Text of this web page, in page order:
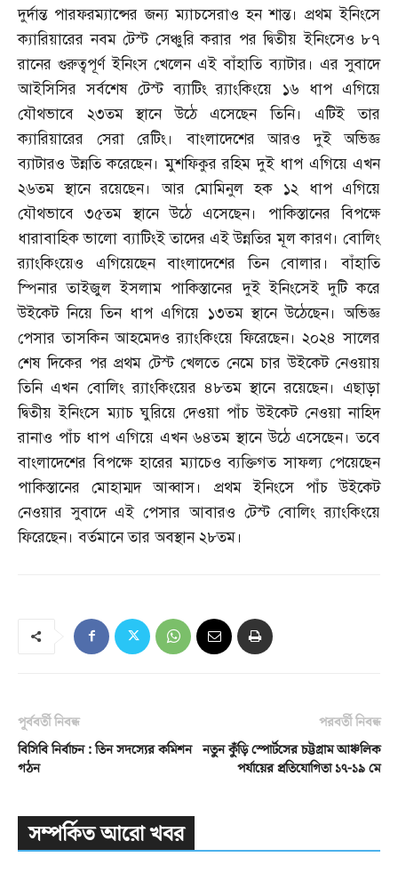
দুর্দান্ত পারফরম্যান্সের জন্য ম্যাচসেরাও হন শান্ত। প্রথম ইনিংসে
ক্যারিয়ারের নবম টেস্ট সেঞ্চুরি করার পর দ্বিতীয় ইনিংসেও ৮৭
রানের গুরুত্বপূর্ণ ইনিংস খেলেন এই বাঁহাতি ব্যাটার। এর সুবাদে
আইসিসির সর্বশেষ টেস্ট ব্যাটিং র‌্যাংকিংয়ে ১৬ ধাপ এগিয়ে
যৌথভাবে ২৩তম স্থানে উঠে এসেছেন তিনি। এটিই তার
ক্যারিয়ারের সেরা রেটিং। বাংলাদেশের আরও দুই অভিজ্ঞ
ব্যাটারও উন্নতি করেছেন। মুশফিকুর রহিম দুই ধাপ এগিয়ে এখন
২৬তম স্থানে রয়েছেন। আর মোমিনুল হক ১২ ধাপ এগিয়ে
যৌথভাবে ৩৫তম স্থানে উঠে এসেছেন। পাকিস্তানের বিপক্ষে
ধারাবাহিক ভালো ব্যাটিংই তাদের এই উন্নতির মূল কারণ। বোলিং
র‌্যাংকিংয়েও এগিয়েছেন বাংলাদেশের তিন বোলার। বাঁহাতি
স্পিনার তাইজুল ইসলাম পাকিস্তানের দুই ইনিংসেই দুটি করে
উইকেট নিয়ে তিন ধাপ এগিয়ে ১৩তম স্থানে উঠেছেন। অভিজ্ঞ
পেসার তাসকিন আহমেদও র‌্যাংকিংয়ে ফিরেছেন। ২০২৪ সালের
শেষ দিকের পর প্রথম টেস্ট খেলতে নেমে চার উইকেট নেওয়ায়
তিনি এখন বোলিং র‌্যাংকিংয়ের ৪৮তম স্থানে রয়েছেন। এছাড়া
দ্বিতীয় ইনিংসে ম্যাচ ঘুরিয়ে দেওয়া পাঁচ উইকেট নেওয়া নাহিদ
রানাও পাঁচ ধাপ এগিয়ে এখন ৬৪তম স্থানে উঠে এসেছেন। তবে
বাংলাদেশের বিপক্ষে হারের ম্যাচেও ব্যক্তিগত সাফল্য পেয়েছেন
পাকিস্তানের মোহাম্মদ আব্বাস। প্রথম ইনিংসে পাঁচ উইকেট
নেওয়ার সুবাদে এই পেসার আবারও টেস্ট বোলিং র‌্যাংকিংয়ে
ফিরেছেন। বর্তমানে তার অবস্থান ২৮তম।
পূর্ববর্তী নিবন্ধ
বিসিবি নির্বাচন : তিন সদস্যের কমিশন
গঠন
পরবর্তী নিবন্ধ
নতুন কুঁড়ি স্পোর্টসের চট্টগ্রাম আঞ্চলিক
পর্যায়ের প্রতিযোগিতা ১৭-১৯ মে
সম্পর্কিত আরো খবর